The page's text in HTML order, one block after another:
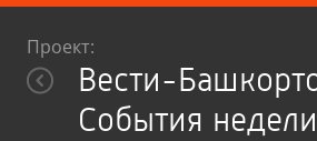
Проект:
Вести-
События недели